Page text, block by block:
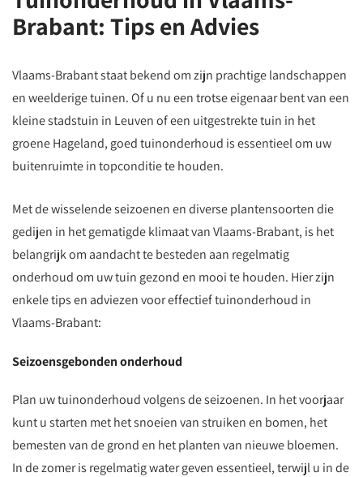
Brabant: Tips en Advies
Vlaams-Brabant staat bekend om zijn prachtige landschappen
en weelderige tuinen. Of u nu een trotse eigenaar bent van een
kleine stadstuin in Leuven of een uitgestrekte tuin in het
groene Hageland, goed tuinonderhoud is essentieel om uw
buitenruimte in topconditie te houden.
Met de wisselende seizoenen en diverse plantensoorten die
gedijen in het gematigde klimaat van Vlaams-Brabant, is het
belangrijk om aandacht te besteden aan regelmatig
onderhoud om uw tuin gezond en mooi te houden. Hier zijn
enkele tips en adviezen voor effectief tuinonderhoud in
Vlaams-Brabant:
Seizoensgebonden onderhoud
Plan uw tuinonderhoud volgens de seizoenen. In het voorjaar
kunt u starten met het snoeien van struiken en bomen, het
bemesten van de grond en het planten van nieuwe bloemen.
In de zomer is regelmatig water geven essentieel, terwijl u in de